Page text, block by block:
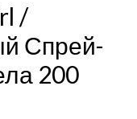
/
Спрей-
200